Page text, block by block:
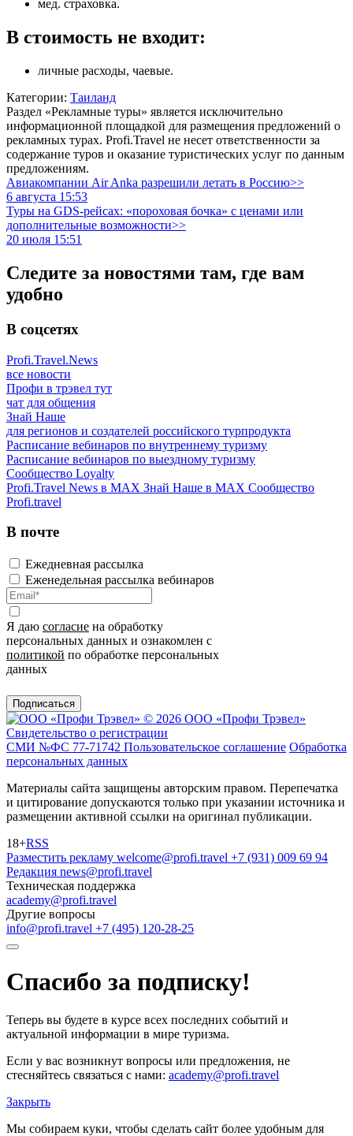
мед. страховка.
В стоимость не входит:
личные расходы, чаевые.
Категории: Таиланд
Раздел «Рекламные туры» является исключительно
информационной площадкой для размещения предложений о
рекламных турах. Profi.Travel не несет ответственности за
содержание туров и оказание туристических услуг по данным
предложениям.
Авиакомпании Air Anka разрешили летать в Россию>>
6 августа 15:53
Туры на GDS-рейсах: «пороховая бочка» с ценами или
дополнительные возможности>>
20 июля 15:51
Следите за новостями там, где вам
удобно
В соцсетях
Profi.Travel.News
все новости
Профи в трэвел тут
чат для общения
Знай Наше
для регионов и создателей российского турпродукта
Расписание вебинаров по внутреннему туризму
Расписание вебинаров по выездному туризму
Сообщество Loyalty
Profi.Travel News в MAX Знай Наше в MAX Сообщество
Profi.travel
В почте
Ежедневная рассылка
Еженедельная рассылка вебинаров
Я даю согласие на обработку
персональных данных и ознакомлен с
политикой по обработке персональных
данных
Подписаться
© 2026 ООО «Профи Трэвeл»
Свидетельство о регистрации
СМИ №ФС 77-71742 Пользовательское соглашение Обработка
персональных данных
Материалы сайта защищены авторским правом. Перепечатка
и цитирование допускаются только при указании источника и
размещении активной ссылки на оригинал публикации.
18+RSS
Разместить рекламу welcome@profi.travel +7 (931) 009 69 94
Редакция news@profi.travel
Техническая поддержка
academy@profi.travel
Другие вопросы
info@profi.travel +7 (495) 120-28-25
Спасибо за подписку!
Теперь вы будете в курсе всех последних событий и
актуальной информации в мире туризма.
Если у вас возникнут вопросы или предложения, не
стесняйтесь связаться с нами: academy@profi.travel
Закрыть
Мы собираем куки, чтобы сделать сайт более удобным для